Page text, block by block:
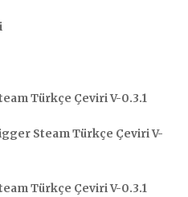
Türkçe Çeviri V-0.3.1
Steam Türkçe Çeviri V-
Türkçe Çeviri V-0.3.1